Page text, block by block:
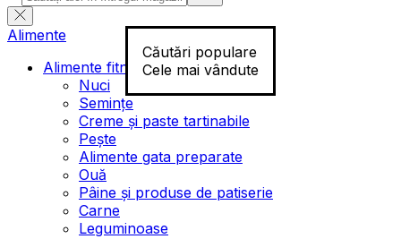
Căutări populare
Cele mai vândute
Alimente
Alimente fitness
Nuci
Semințe
Creme și paste tartinabile
Pește
Alimente gata preparate
Ouă
Pâine și produse de patiserie
Carne
Leguminoase